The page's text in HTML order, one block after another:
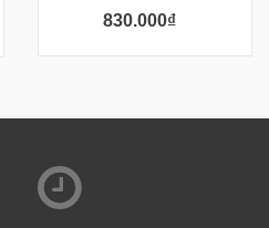
830.000₫